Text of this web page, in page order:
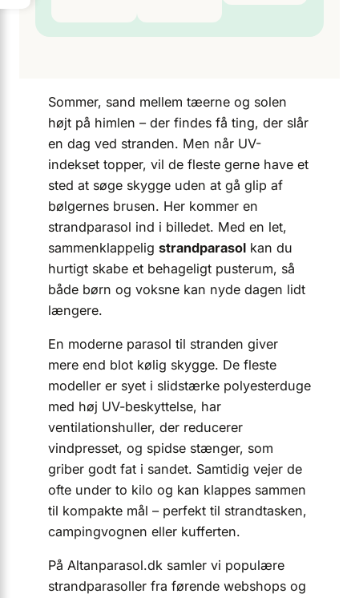
Sommer, sand mellem tæerne og solen
højt på himlen – der findes få ting, der slår
en dag ved stranden. Men når UV-
indekset topper, vil de fleste gerne have et
sted at søge skygge uden at gå glip af
bølgernes brusen. Her kommer en
strandparasol ind i billedet. Med en let,
sammenklappelig strandparasol kan du
hurtigt skabe et behageligt pusterum, så
både børn og voksne kan nyde dagen lidt
længere.
En moderne parasol til stranden giver
mere end blot kølig skygge. De fleste
modeller er syet i slidstærke polyesterduge
med høj UV-beskyttelse, har
ventilationshuller, der reducerer
vindpresset, og spidse stænger, som
griber godt fat i sandet. Samtidig vejer de
ofte under to kilo og kan klappes sammen
til kompakte mål – perfekt til strandtasken,
campingvognen eller kufferten.
På Altanparasol.dk samler vi populære
strandparasoller fra førende webshops og